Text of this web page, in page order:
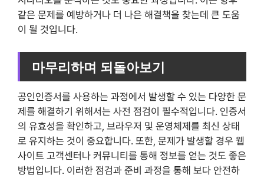
같은 문제를 예방하거나 더 나은 해결책을 찾는데 큰 도움
이 될 것입니다.
마무리하며 되돌아보기
공인인증서를 사용하는 과정에서 발생할 수 있는 다양한 문
제를 해결하기 위해서는 사전 점검이 필수적입니다. 인증서
의 유효성을 확인하고, 브라우저 및 운영체제를 최신 상태
로 유지하는 것이 중요합니다. 또한, 문제가 발생할 경우 웹
사이트 고객센터나 커뮤니티를 통해 정보를 얻는 것도 좋은
방법입니다. 이러한 점검과 준비 과정을 통해 보다 안전하